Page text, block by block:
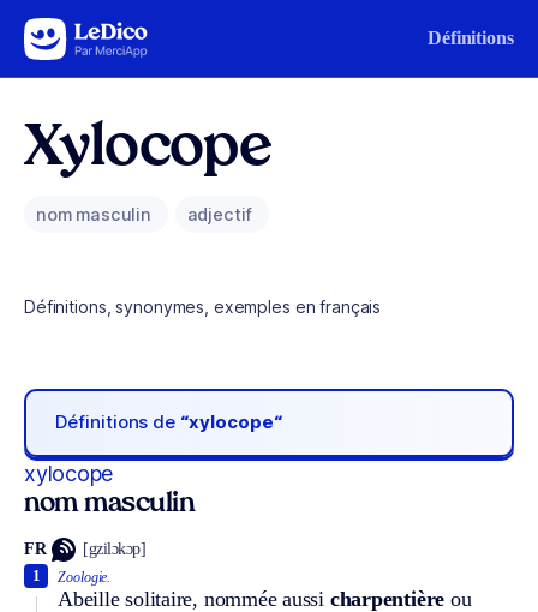
Aller au contenu Définitions
Xylocope
nom masculin adjectif
Définitions, synonymes, exemples en français
Définitions de “xylocope“
xylocope
nom masculin
FR [gzilɔkɔp]
Zoologie.
Abeille solitaire, nommée aussi charpentière ou
1